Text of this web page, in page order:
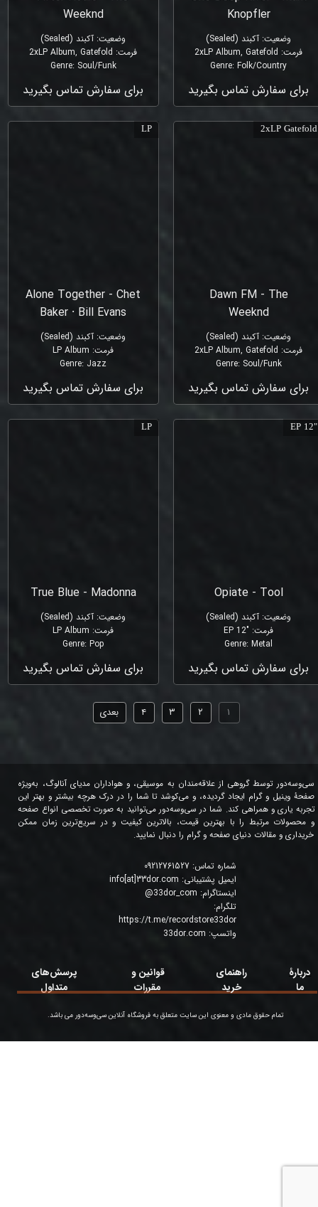
Knopfler
وضعیت: آکبند (Sealed)
فرمت:
2xLP Album, Gatefold
Genre:Folk/Country
برای سفارش تماس بگیرید
Weeknd
وضعیت: آکبند (Sealed)
فرمت:
2xLP Album, Gatefold
Genre: Soul/Funk
برای سفارش تماس بگیرید
Dawn FM - The
Weeknd
وضعیت: آکبند (Sealed)
فرمت:
2xLP Album, Gatefold
Genre: Soul/Funk
برای سفارش تماس بگیرید
2xLP Gatefold
Alone Together - Chet
Baker ⸱ Bill Evans
وضعیت: آکبند (Sealed)
فرمت:
LP Album
Genre: Jazz
برای سفارش تماس بگیرید
LP
Opiate - Tool
وضعیت: آکبند (Sealed)
فرمت:
"12 EP
Genre:Metal
برای سفارش تماس بگیرید
"12 EP
True Blue - Madonna
وضعیت: آکبند (Sealed)
فرمت:
LP Album
Genre: Pop
برای سفارش تماس بگیرید
LP
۱ ۲ ۳ ۴ بعدی
شماره تماس:
ایمیل پشتیبانی: info[at]33dor.com
اینستاگرام: 33dor_com
@
تلگرام:
https://t.me/recordstore33dor
واتسپ: 33dor.com
سی‌وسه‌دور توسط گروهی از علاقه‌مندان به موسیقی، و هواداران مدیای آنالوگ، به‌ویژه
صفحۀ وینیل و گرام ایجاد گردیده، و می‌کوشد تا شما را در درک هرچه بیشتر و بهتر این
تجربه یاری و همراهی کند. شما در سی‌وسه‌دور می‌توانید به صورت تخصصی انواع صفحه
و محصولات مرتبط را با بهترین قیمت، بالاترین کیفیت و در سریع‌ترین زمان ممکن
خریداری و مقالات دنیای صفحه و گرام را دنبال نمایید.
تمام حقوق مادی و معنوی این سایت متعلق به فروشگاه آنلاین سی‌وسه‌دور می باشد.
دربارۀ
ما
قوانین و
مقررات
پرسش‌های
متداول
راهنمای
خرید